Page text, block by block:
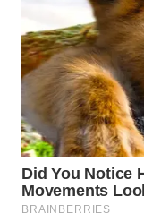
prosperidade, e
áreas onde a
influências
filosofia milenar
manter o
favorecendo
nos espaços